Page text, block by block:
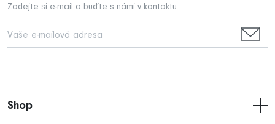
Zadejte si e-mail a buďte s námi v kontaktu
Shop